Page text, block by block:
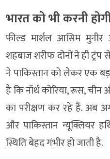
भारत को भी करनी
फील्ड मार्शल आसिम मुनीर
शहबाज शरीफ दोनों ने ही ट्रंप
ने पाकिस्तान को लेकर एक
है कि नॉर्थ कोरिया, रूस, चीन
का परीक्षण कर रहे हैं. अब
और पाकिस्तान न्यूक्लियर
स्थिति बेहद गंभीर हो जाती है.